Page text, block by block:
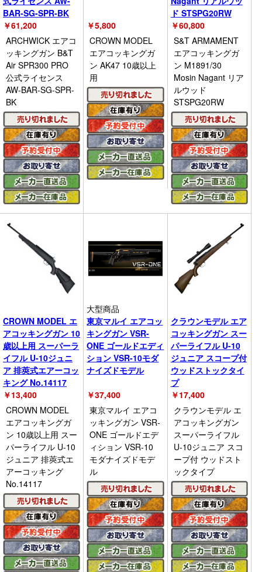
BAR-SG-SPR-BK
￥61,200
ARCHWICK エアコ
ッキングガン B&T
Air SPR300 PRO
公式ライセンス
AW-BAR-SG-SPR-
BK
￥5,800
CROWN MODEL
エアコッキングガ
ン AK47 10歳以上
用
ド STSPG20RW
￥60,800
S&T ARMAMENT
エアコッキングガ
ン M1891/30
Mosin Nagant リア
ルウッド
STSPG20RW
CROWN MODEL エ
アコッキングガン 10
歳以上用 スーパーラ
イフル U-10ジュニ
ア 排莢式エアーコッ
キング No.14117
￥13,400
CROWN MODEL
エアコッキングガ
ン 10歳以上用 スー
パーライフル U-10
ジュニア 排莢式エ
アーコッキング
No.14117
大型商品
東京マルイ エアコッ
キングガン VSR-
ONE ゴールドエディ
ション VSR-10モダ
ナイズドモデル
￥37,400
東京マルイ エアコ
ッキングガン VSR-
ONE ゴールドエデ
ィション VSR-10
モダナイズドモデ
ル
クラウンモデル エア
コッキングガン スー
パーライフル U-10
ジュニア スコープ付
ウッドストックタイ
プ
￥17,400
クラウンモデル エ
アコッキングガン
スーパーライフル
U-10ジュニア スコ
ープ付 ウッドスト
ックタイプ